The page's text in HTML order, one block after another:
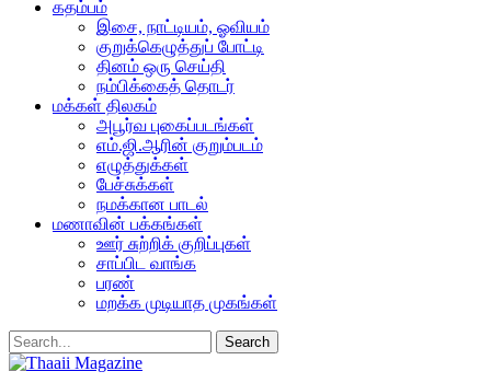
கதம்பம்
இசை, நாட்டியம், ஓவியம்
குறுக்கெழுத்துப் போட்டி
தினம் ஒரு செய்தி
நம்பிக்கைத் தொடர்
மக்கள் திலகம்
அபூர்வ புகைப்படங்கள்
எம்.ஜி.ஆரின் குறும்படம்
எழுத்துக்கள்
பேச்சுக்கள்
நமக்கான பாடல்
மணாவின் பக்கங்கள்
ஊர் சுற்றிக் குறிப்புகள்
சாப்பிட வாங்க
பரண்
மறக்க முடியாத முகங்கள்